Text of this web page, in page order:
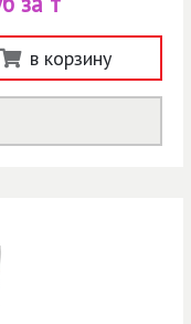
в корзину